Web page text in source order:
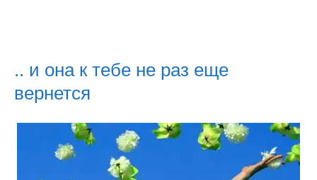
.. и она к тебе не раз еще
вернется